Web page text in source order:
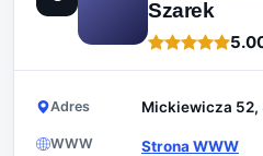
Szarek
Adres Mickiewicza
WWW Strona WWW